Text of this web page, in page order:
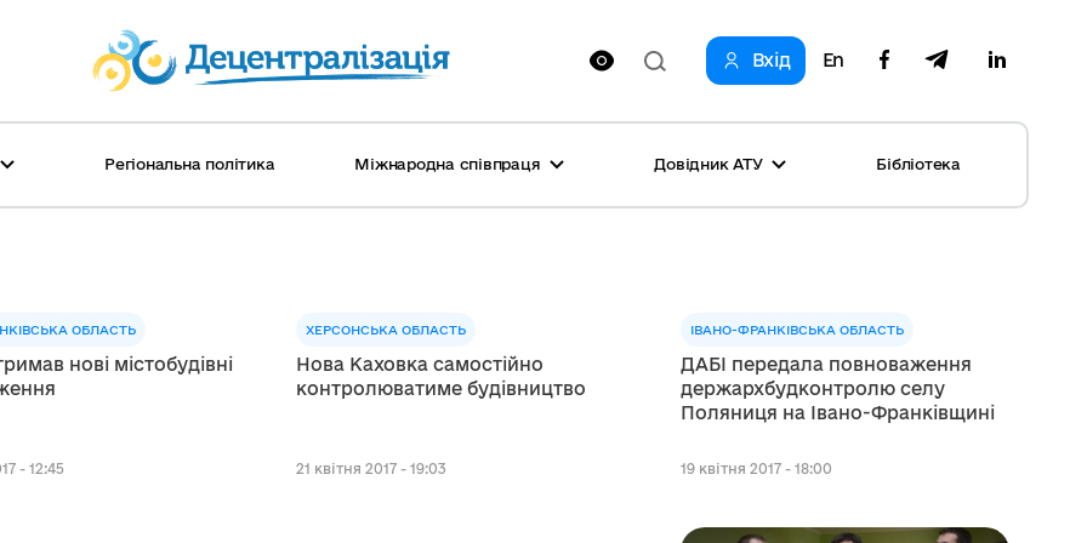
Вхід En
успіху Каталог успішних практик
новини тижня
Молодь
Регіональна політика Міжнародна співпраця Довідник АТУ Бібліотека
ОБЛАСТЬ
нові містобудівні
- 12:45
ХЕРСОНСЬКА ОБЛАСТЬ
Нова Каховка самостійно
контролюватиме будівництво
21 квітня 2017 - 19:03
ІВАНО-ФРАНКІВСЬКА ОБЛАСТЬ
ДАБІ передала повноваження
держархбудконтролю селу
Поляниця на Івано-Франківщині
19 квітня 2017 - 18:00